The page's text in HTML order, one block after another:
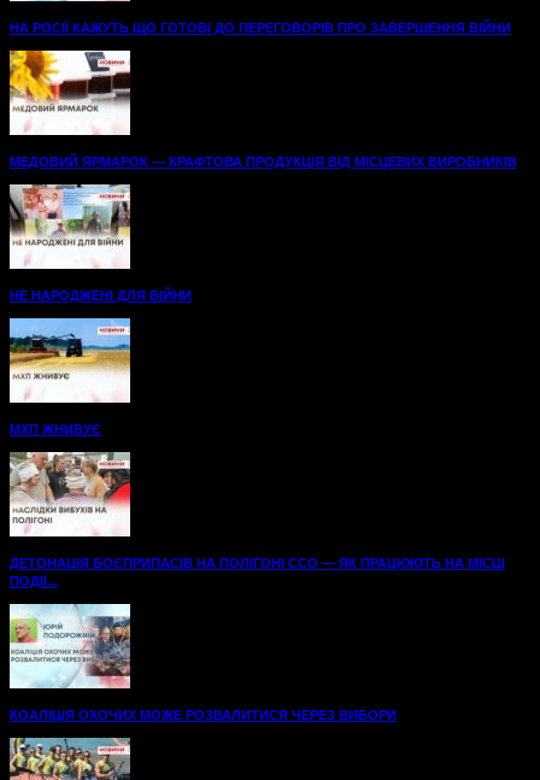
НА РОСІЇ КАЖУТЬ ЩО ГОТОВІ ДО ПЕРЕГОВОРІВ ПРО ЗАВЕРШЕННЯ ВІЙНИ
МЕДОВИЙ ЯРМАРОК — КРАФТОВА ПРОДУКЦІЯ ВІД МІСЦЕВИХ ВИРОБНИКІВ
НЕ НАРОДЖЕНІ ДЛЯ ВІЙНИ
МХП ЖНИВУЄ
ДЕТОНАЦІЯ БОЄПРИПАСІВ НА ПОЛІГОНІ ССО — ЯК ПРАЦЮЮТЬ НА МІСЦІ
ПОДІЇ...
КОАЛІЦІЯ ОХОЧИХ МОЖЕ РОЗВАЛИТИСЯ ЧЕРЕЗ ВИБОРИ